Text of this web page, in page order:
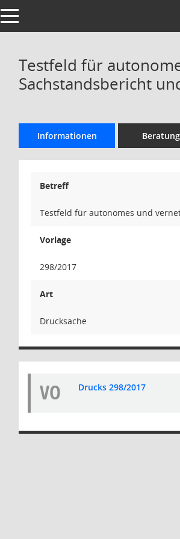
Toggle navigation
Testfeld für
Sachstandsbericht
Informationen
Betreff
Testfeld für autonomes und
Vorlage
298/2017
Art
Drucksache
VO Drucks 298/2017